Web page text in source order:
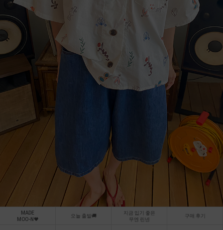
MADE
MOO-N🖤
오늘 출발🚚
지금 입기 좋은
무엔 린넨
구매 후기